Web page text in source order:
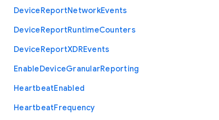
DeviceReportNetworkEvents
DeviceReportRuntimeCounters
DeviceReportXDREvents
EnableDeviceGranularReporting
HeartbeatEnabled
HeartbeatFrequency